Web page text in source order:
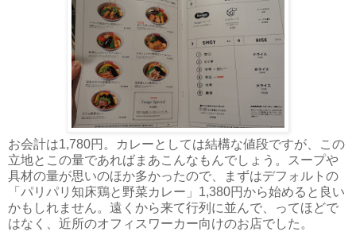
お会計は1,780円。カレーとしては結構な値段ですが、この
立地とこの量であればまあこんなもんでしょう。スープや
具材の量が思いのほか多かったので、まずはデフォルトの
「パリパリ知床鶏と野菜カレー」1,380円から始めると良い
かもしれません。遠くから来て行列に並んで、ってほどで
はなく、近所のオフィスワーカー向けのお店でした。